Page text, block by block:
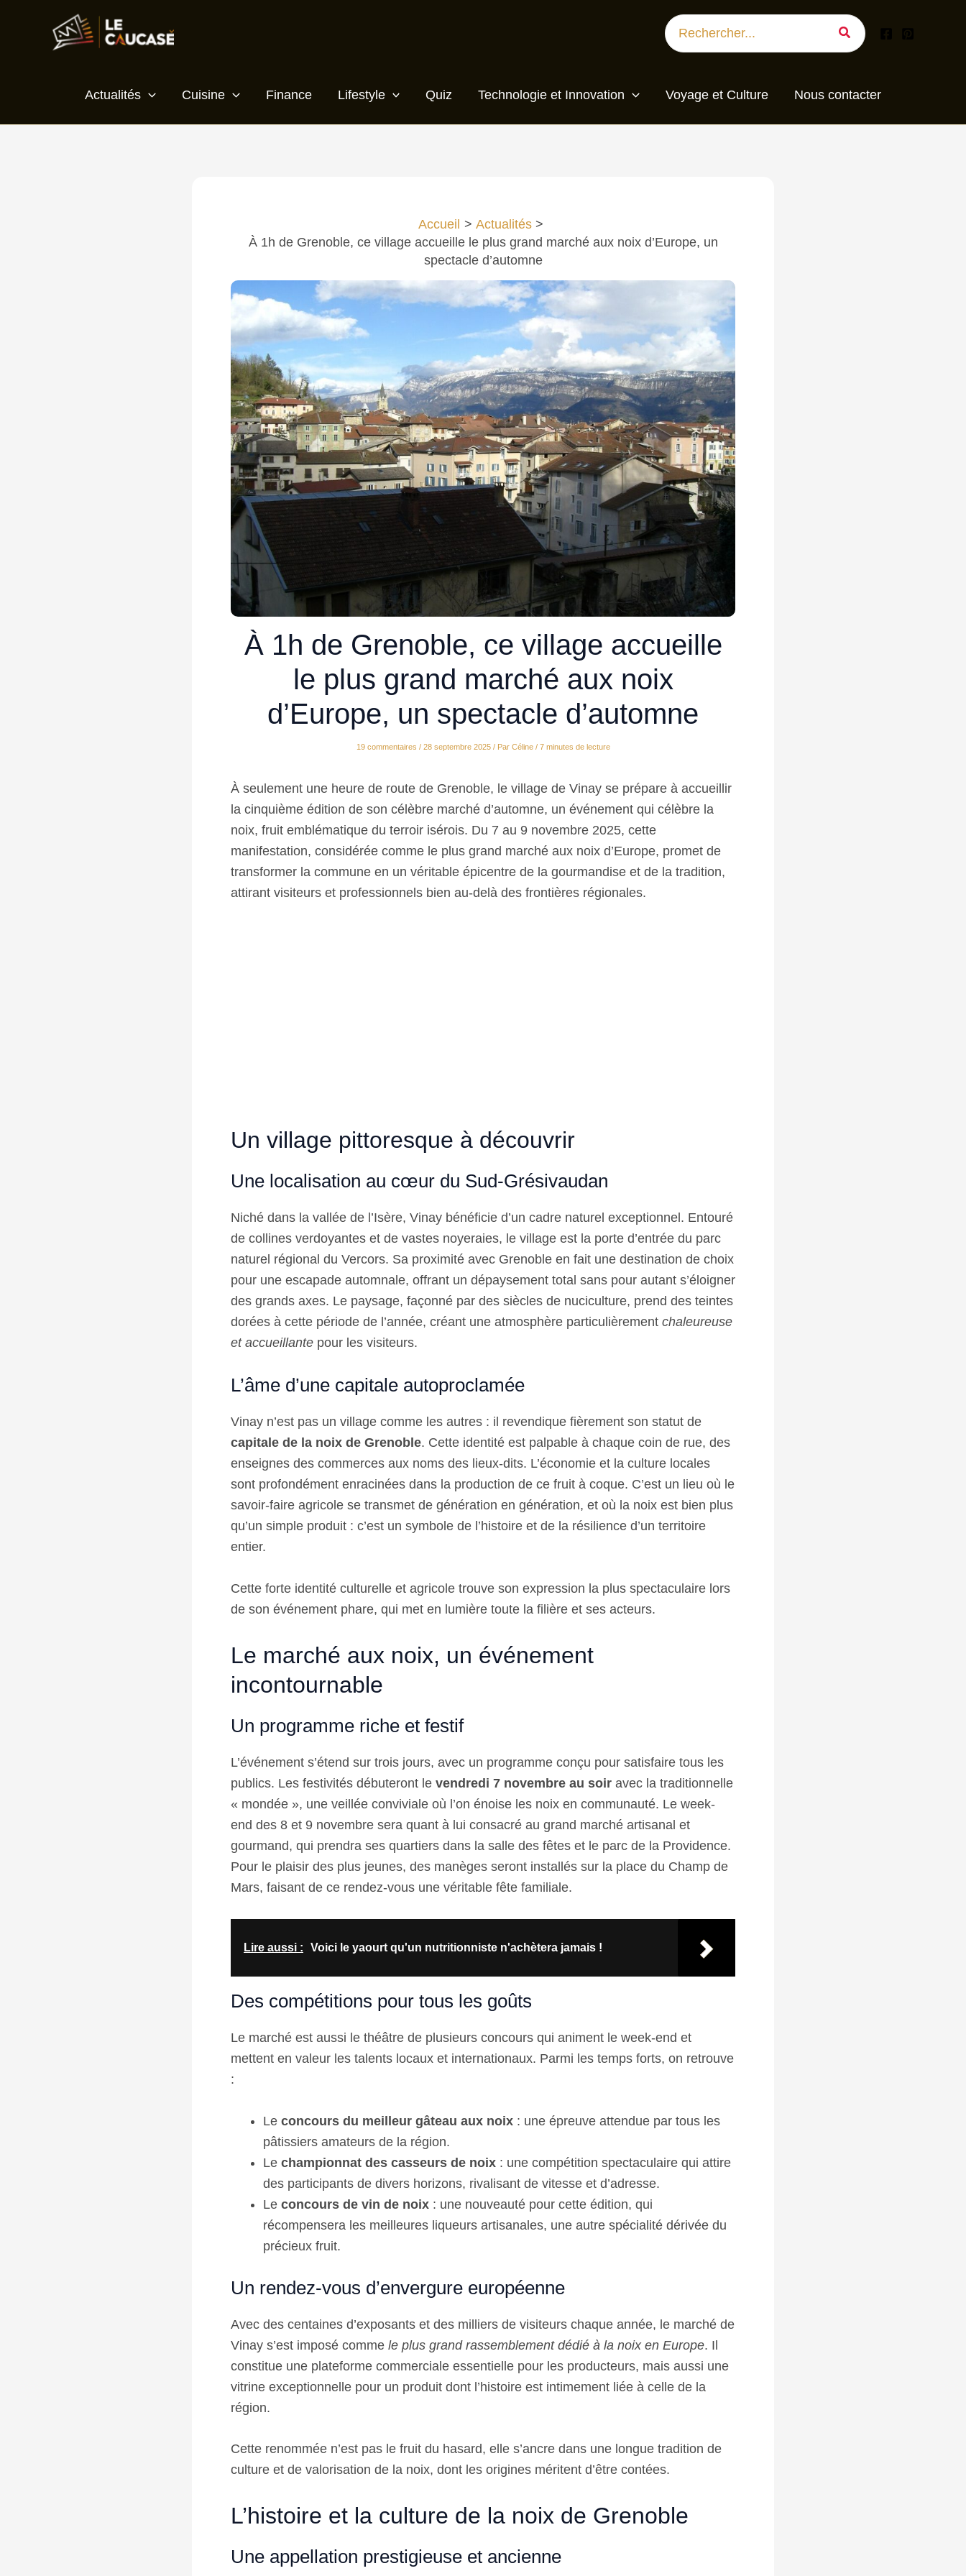
Search
for:
Actualités Cuisine Finance Lifestyle Quiz Technologie et Innovation Voyage et Culture Nous contacter
Accueil
Actualités
À 1h de Grenoble, ce village accueille le plus grand marché aux noix d’Europe, un
spectacle d’automne
À 1h de Grenoble, ce village accueille
le plus grand marché aux noix
d’Europe, un spectacle d’automne
19 commentaires / 28 septembre 2025 / Par Céline / 7 minutes de lecture
À seulement une heure de route de Grenoble, le village de Vinay se prépare à accueillir
la cinquième édition de son célèbre marché d’automne, un événement qui célèbre la
noix, fruit emblématique du terroir isérois. Du 7 au 9 novembre 2025, cette
manifestation, considérée comme le plus grand marché aux noix d’Europe, promet de
transformer la commune en un véritable épicentre de la gourmandise et de la tradition,
attirant visiteurs et professionnels bien au-delà des frontières régionales.
Un village pittoresque à découvrir
Une localisation au cœur du Sud-Grésivaudan
Niché dans la vallée de l’Isère, Vinay bénéficie d’un cadre naturel exceptionnel. Entouré
de collines verdoyantes et de vastes noyeraies, le village est la porte d’entrée du parc
naturel régional du Vercors. Sa proximité avec Grenoble en fait une destination de choix
pour une escapade automnale, offrant un dépaysement total sans pour autant s’éloigner
des grands axes. Le paysage, façonné par des siècles de nuciculture, prend des teintes
dorées à cette période de l’année, créant une atmosphère particulièrement chaleureuse
et accueillante pour les visiteurs.
L’âme d’une capitale autoproclamée
Vinay n’est pas un village comme les autres : il revendique fièrement son statut de
capitale de la noix de Grenoble. Cette identité est palpable à chaque coin de rue, des
enseignes des commerces aux noms des lieux-dits. L’économie et la culture locales
sont profondément enracinées dans la production de ce fruit à coque. C’est un lieu où le
savoir-faire agricole se transmet de génération en génération, et où la noix est bien plus
qu’un simple produit : c’est un symbole de l’histoire et de la résilience d’un territoire
entier.
Cette forte identité culturelle et agricole trouve son expression la plus spectaculaire lors
de son événement phare, qui met en lumière toute la filière et ses acteurs.
Le marché aux noix, un événement
incontournable
Un programme riche et festif
L’événement s’étend sur trois jours, avec un programme conçu pour satisfaire tous les
publics. Les festivités débuteront le vendredi 7 novembre au soir avec la traditionnelle
« mondée », une veillée conviviale où l’on énoise les noix en communauté. Le week-
end des 8 et 9 novembre sera quant à lui consacré au grand marché artisanal et
gourmand, qui prendra ses quartiers dans la salle des fêtes et le parc de la Providence.
Pour le plaisir des plus jeunes, des manèges seront installés sur la place du Champ de
Mars, faisant de ce rendez-vous une véritable fête familiale.
Lire aussi : Voici le yaourt qu'un nutritionniste n'achètera jamais !
Des compétitions pour tous les goûts
Le marché est aussi le théâtre de plusieurs concours qui animent le week-end et
mettent en valeur les talents locaux et internationaux. Parmi les temps forts, on retrouve
:
Le concours du meilleur gâteau aux noix : une épreuve attendue par tous les
pâtissiers amateurs de la région.
Le championnat des casseurs de noix : une compétition spectaculaire qui attire
des participants de divers horizons, rivalisant de vitesse et d’adresse.
Le concours de vin de noix : une nouveauté pour cette édition, qui
récompensera les meilleures liqueurs artisanales, une autre spécialité dérivée du
précieux fruit.
Un rendez-vous d’envergure européenne
Avec des centaines d’exposants et des milliers de visiteurs chaque année, le marché de
Vinay s’est imposé comme le plus grand rassemblement dédié à la noix en Europe. Il
constitue une plateforme commerciale essentielle pour les producteurs, mais aussi une
vitrine exceptionnelle pour un produit dont l’histoire est intimement liée à celle de la
région.
Cette renommée n’est pas le fruit du hasard, elle s’ancre dans une longue tradition de
culture et de valorisation de la noix, dont les origines méritent d’être contées.
L’histoire et la culture de la noix de Grenoble
Une appellation prestigieuse et ancienne